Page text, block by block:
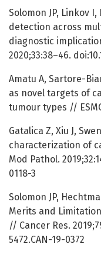
Solomon JP, Linkov
detection across
diagnostic
2020;33:38–46.
Amatu A, Sartore-
as novel targets of
tumour types //
Gatalica Z, Xiu J,
characterization of
Mod Pathol.
0118-3
Solomon JP,
Merits and
// Cancer Res.
5472.CAN-19-0372